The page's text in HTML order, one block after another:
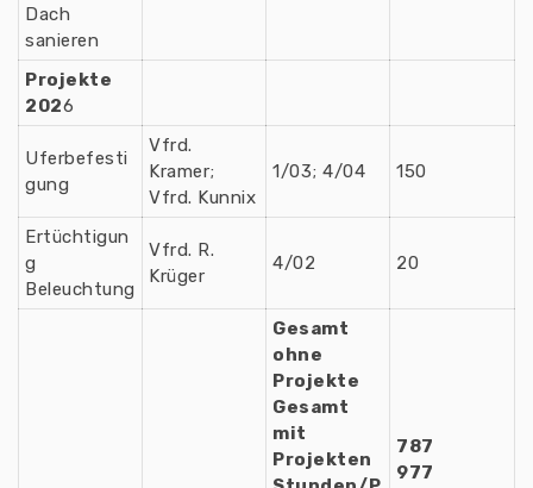
Dach
sanieren
Projekte
2026
Uferbefesti
gung
Vfrd.
Kramer;
Vfrd. Kunnix
1/03; 4/04 150
Ertüchtigun
g
Beleuchtung
Vfrd. R.
Krüger
4/02 20
Gesamt
ohne
Projekte
Gesamt
mit
Projekten
787
977